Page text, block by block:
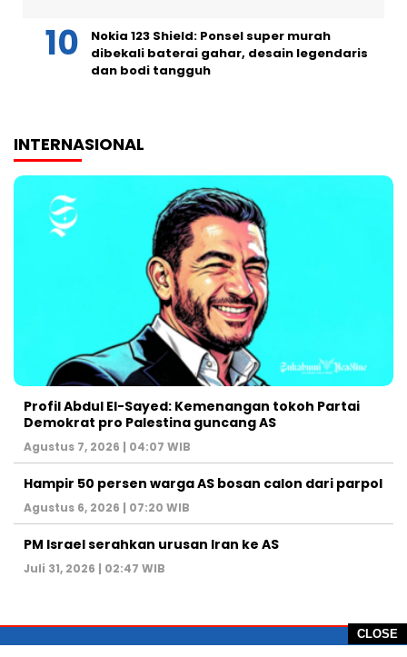
CLOSE
Nokia 123 Shield: Ponsel super murah
dibekali baterai gahar, desain legendaris
dan bodi tangguh
INTERNASIONAL
Profil Abdul El-Sayed: Kemenangan tokoh Partai
Demokrat pro Palestina guncang AS
Agustus 7, 2026 | 04:07 WIB
Hampir 50 persen warga AS bosan calon dari parpol
Agustus 6, 2026 | 07:20 WIB
PM Israel serahkan urusan Iran ke AS
Juli 31, 2026 | 02:47 WIB